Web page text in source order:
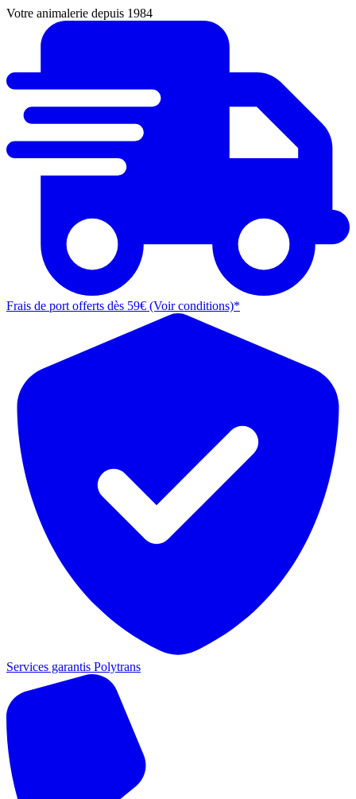
Votre animalerie depuis 1984
Frais de port offerts dès 59€ (Voir conditions)*
Services garantis Polytrans